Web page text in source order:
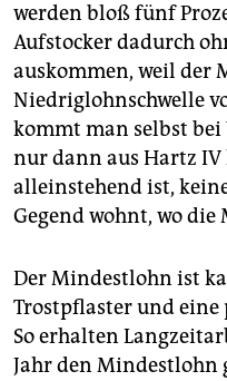
werden bloß fünf
Aufstocker dadurch
auskommen, weil der
Niedriglohnschwelle
kommt man selbst
nur dann aus Hartz IV
alleinstehend ist,
Gegend wohnt, wo
Der Mindestlohn ist
Trostpflaster und eine
So erhalten
Jahr den Mindestlohn